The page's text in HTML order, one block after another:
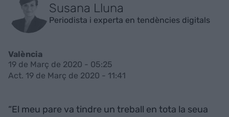
Susana Lluna
Periodista i experta en tendències digitals
València
19 de Març de 2020 - 05:25
Act. 19 de Març de 2020 - 11:41
“El meu pare va tindre un treball en tota la seua